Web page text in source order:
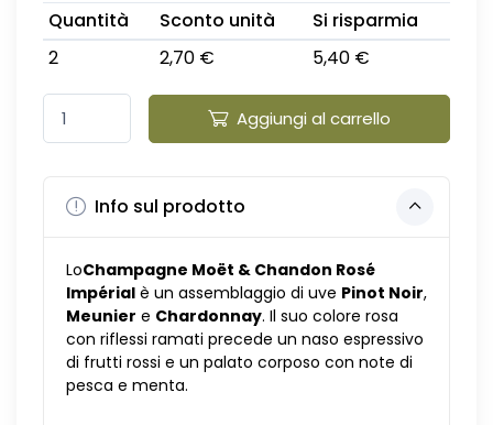
Quantità
Sconto unità
Si risparmia
2
2,70 € 5,40 €
Aggiungi al carrello
Info sul prodotto
LoChampagne Moët & Chandon Rosé
Impérial è un assemblaggio di uve Pinot Noir,
Meunier e Chardonnay. Il suo colore rosa
con riflessi ramati precede un naso espressivo
di frutti rossi e un palato corposo con note di
pesca e menta.